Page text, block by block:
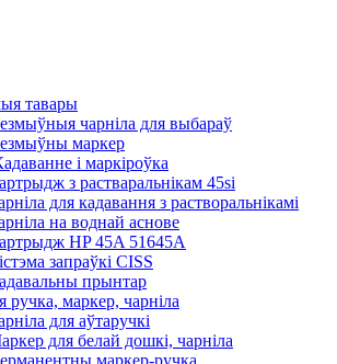
тавары
чарніла для выбараў
маркер
і маркіроўка
з растваральнікам 45si
для кадавання з растворальнікамі
на воднай аснове
HP 45A 51645A
запраўкі CISS
прынтар
ручка, маркер, чарніла
для аўтаручкі
для белай дошкі, чарніла
маркер-ручка